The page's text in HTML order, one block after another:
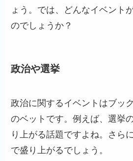
ょう。では、どんなイベント
のでしょうか？
政治や選挙
政治に関するイベントはブッ
のベットです。例えば、選挙
り上がる話題ですよね。さら
で盛り上がるでしょう。